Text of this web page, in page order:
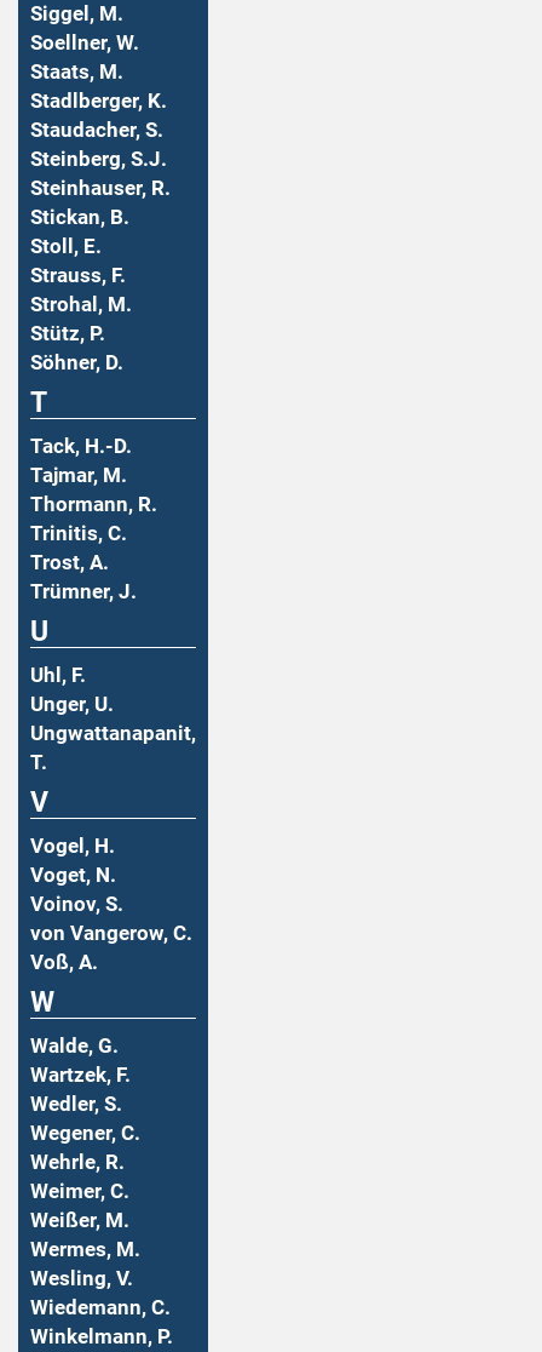
Siggel, M.
Soellner, W.
Staats, M.
Stadlberger, K.
Staudacher, S.
Steinberg, S.J.
Steinhauser, R.
Stickan, B.
Stoll, E.
Strauss, F.
Strohal, M.
Stütz, P.
Söhner, D.
T
Tack, H.-D.
Tajmar, M.
Thormann, R.
Trinitis, C.
Trost, A.
Trümner, J.
U
Uhl, F.
Unger, U.
Ungwattanapanit,
T.
V
Vogel, H.
Voget, N.
Voinov, S.
von Vangerow, C.
Voß, A.
W
Walde, G.
Wartzek, F.
Wedler, S.
Wegener, C.
Wehrle, R.
Weimer, C.
Weißer, M.
Wermes, M.
Wesling, V.
Wiedemann, C.
Winkelmann, P.